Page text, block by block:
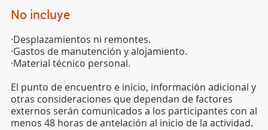
No incluye
·Desplazamientos ni remontes.
·Gastos de manutención y alojamiento.
·Material técnico personal.
El punto de encuentro e inicio, información adicional y
otras consideraciones que dependan de factores
externos serán comunicados a los participantes con al
menos 48 horas de antelación al inicio de la actividad.